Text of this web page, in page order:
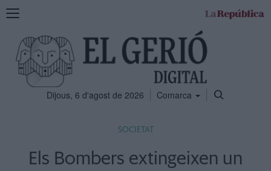
Mostra
navegació
Dijous, 6 d'agost de 2026 Comarca
SOCIETAT
Els Bombers extingeixen un